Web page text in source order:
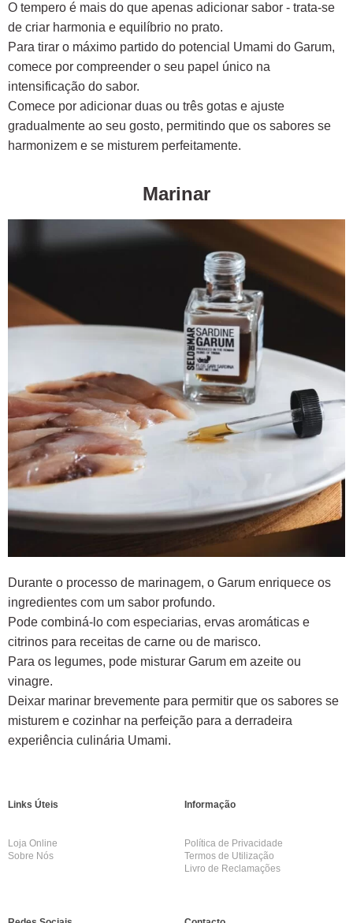
O tempero é mais do que apenas adicionar sabor - trata-se
de criar harmonia e equilíbrio no prato.
Para tirar o máximo partido do potencial Umami do Garum,
comece por compreender o seu papel único na
intensificação do sabor.
Comece por adicionar duas ou três gotas e ajuste
gradualmente ao seu gosto, permitindo que os sabores se
harmonizem e se misturem perfeitamente.
Marinar
Durante o processo de marinagem, o Garum enriquece os
ingredientes com um sabor profundo.
Pode combiná-lo com especiarias, ervas aromáticas e
citrinos para receitas de carne ou de marisco.
Para os legumes, pode misturar Garum em azeite ou
vinagre.
Deixar marinar brevemente para permitir que os sabores se
misturem e cozinhar na perfeição para a derradeira
experiência culinária Umami.
Links Úteis
Loja Online
Sobre Nós
Informação
Política de Privacidade
Termos de Utilização
Livro de Reclamações